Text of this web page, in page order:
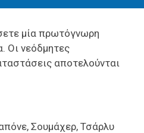
μία πρωτόγνωρη
Οι νεόδμητες
αποτελούνται
Σουμάχερ, Τσάρλυ